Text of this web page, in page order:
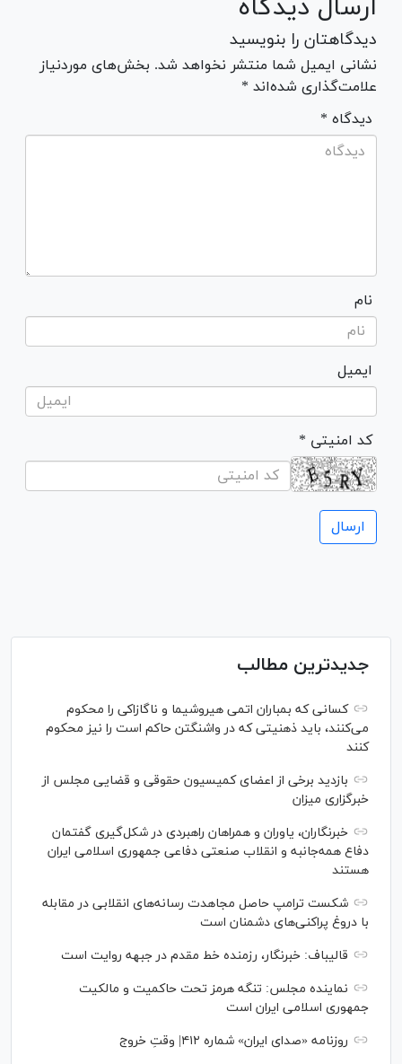
ارسال دیدگاه
دیدگاهتان را بنویسید
نشانی ایمیل شما منتشر نخواهد شد. بخش‌های موردنیاز
علامت‌گذاری شده‌اند *
* دیدگاه
نام
ایمیل
* کد امنیتی
جدیدترین مطالب
کسانی که بمباران اتمی هیروشیما و ناگازاکی را محکوم
می‌کنند، باید ذهنیتی که در واشنگتن حاکم است را نیز محکوم
کنند
بازدید برخی از اعضای کمیسیون حقوقی و قضایی مجلس از
خبرگزاری میزان
خبرنگاران، یاوران و همراهان راهبردی در شکل‌گیری گفتمان
دفاع همه‌جانبه و انقلاب صنعتی دفاعی جمهوری اسلامی ایران
هستند
شکست ترامپ حاصل مجاهدت رسانه‌های انقلابی در مقابله
با دروغ پراکنی‌های دشمنان است
قالیباف: خبرنگار، رزمنده خط مقدم در جبهه روایت است
نماینده مجلس: تنگه هرمز تحت حاکمیت و مالکیت
جمهوری اسلامی ایران است
روزنامه «صدای ایران» شماره ۴۱۲| وقتِ خروج